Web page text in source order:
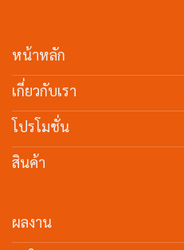
หน้าหลัก
เกี่ยวกับเรา
โปรโมชั่น
สินค้า
ผลงาน